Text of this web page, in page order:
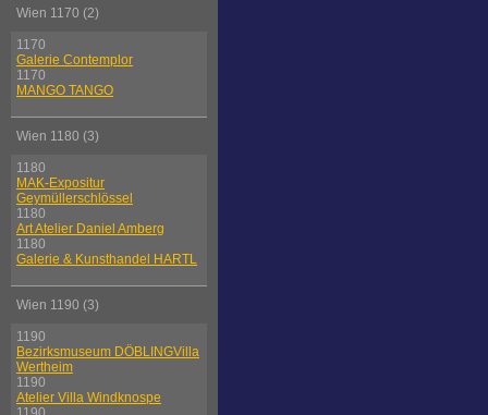
Wien 1170 (2)
1170
Galerie Contemplor
1170
MANGO TANGO
Wien 1180 (3)
1180
MAK-Expositur
Geymüllerschlössel
1180
Art Atelier Daniel Amberg
1180
Galerie & Kunsthandel HARTL
Wien 1190 (3)
1190
Bezirksmuseum DÖBLINGVilla
Wertheim
1190
Atelier Villa Windknospe